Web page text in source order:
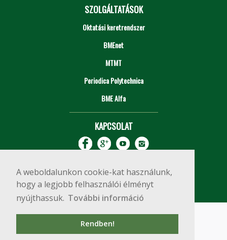
A weboldalunkon cookie-kat használunk,
hogy a legjobb felhasználói élményt
nyújthassuk. További információ
Rendben!
SZOLGÁLTATÁSOK
Oktatási keretrendszer
BMEnet
MTMT
Periodica Polytechnica
BME Alfa
KAPCSOLAT
Copyright © 2020 BME Építőmérnöki Kar
1111 Budapest, Műegyetem rkp. 3.